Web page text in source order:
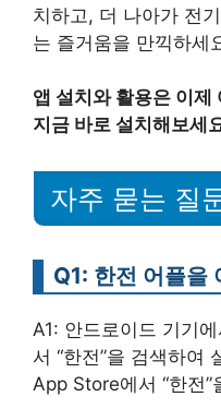
치하고, 더 나아가 전
는 즐거움을 만끽하세
앱 설치와 활용은 이제
지금 바로 설치해보세
자주 묻는 질
Q1: 한전 어플을
A1: 안드로이드 기기
서 “한전”을 검색하여
App Store에서 “한전